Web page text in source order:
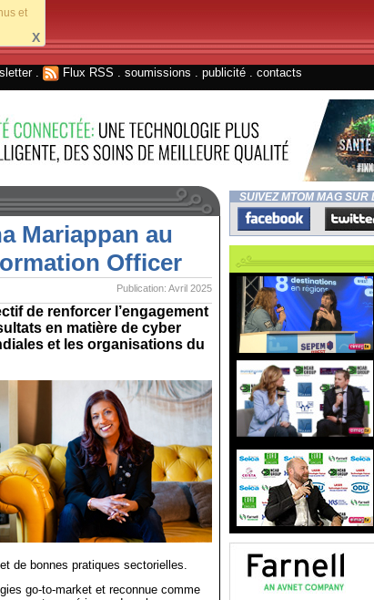
et
X
. Flux RSS soumissions publicité contacts
Mariappan au
Officer
Publication: Avril 2025
de renforcer l’engagement
en matière de cyber
et les organisations du
de bonnes pratiques sectorielles.
go-to-market et reconnue comme
SUIVEZ MTOM MAG SUR